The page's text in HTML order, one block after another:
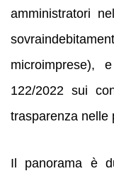
amministratori
122/2022 sui
trasparenza nelle
Il panorama è